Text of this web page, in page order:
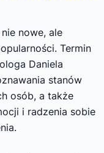
nowe, ale
Termin
Daniela
stanów
osób, a także
i radzenia sobie